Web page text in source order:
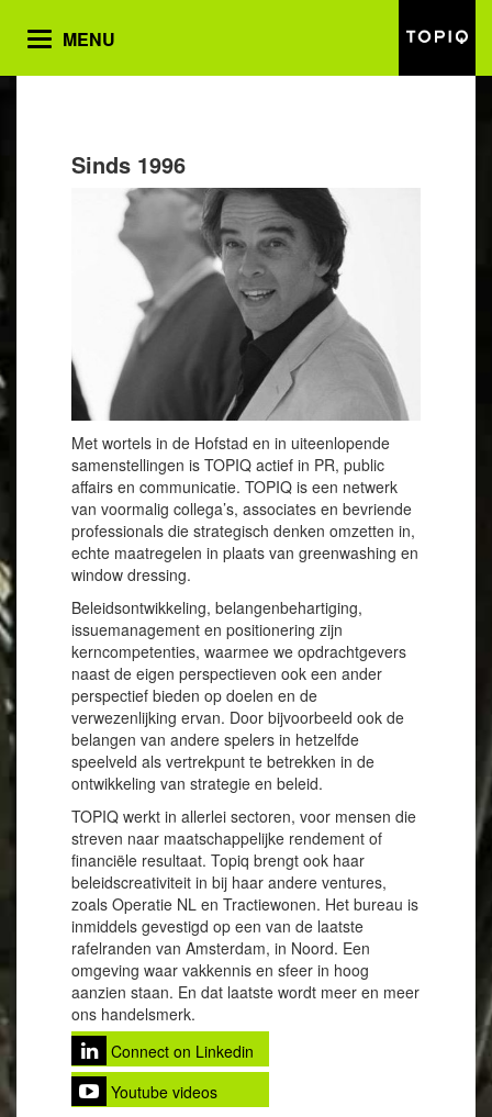
Toggle
MENU
Sinds 1996
Met wortels in de Hofstad en in uiteenlopende
samenstellingen is TOPIQ actief in PR, public
affairs en communicatie. TOPIQ is een netwerk
van voormalig collega’s, associates en bevriende
professionals die strategisch denken omzetten in,
echte maatregelen in plaats van greenwashing en
window dressing.
Beleidsontwikkeling, belangenbehartiging,
issuemanagement en positionering zijn
kerncompetenties, waarmee we opdrachtgevers
naast de eigen perspectieven ook een ander
perspectief bieden op doelen en de
verwezenlijking ervan. Door bijvoorbeeld ook de
belangen van andere spelers in hetzelfde
speelveld als vertrekpunt te betrekken in de
ontwikkeling van strategie en beleid.
TOPIQ werkt in allerlei sectoren, voor mensen die
streven naar maatschappelijke rendement of
financiële resultaat. Topiq brengt ook haar
beleidscreativiteit in bij haar andere ventures,
zoals Operatie NL en Tractiewonen. Het bureau is
inmiddels gevestigd op een van de laatste
rafelranden van Amsterdam, in Noord. Een
omgeving waar vakkennis en sfeer in hoog
aanzien staan. En dat laatste wordt meer en meer
ons handelsmerk.
Connect on Linkedin
Youtube videos